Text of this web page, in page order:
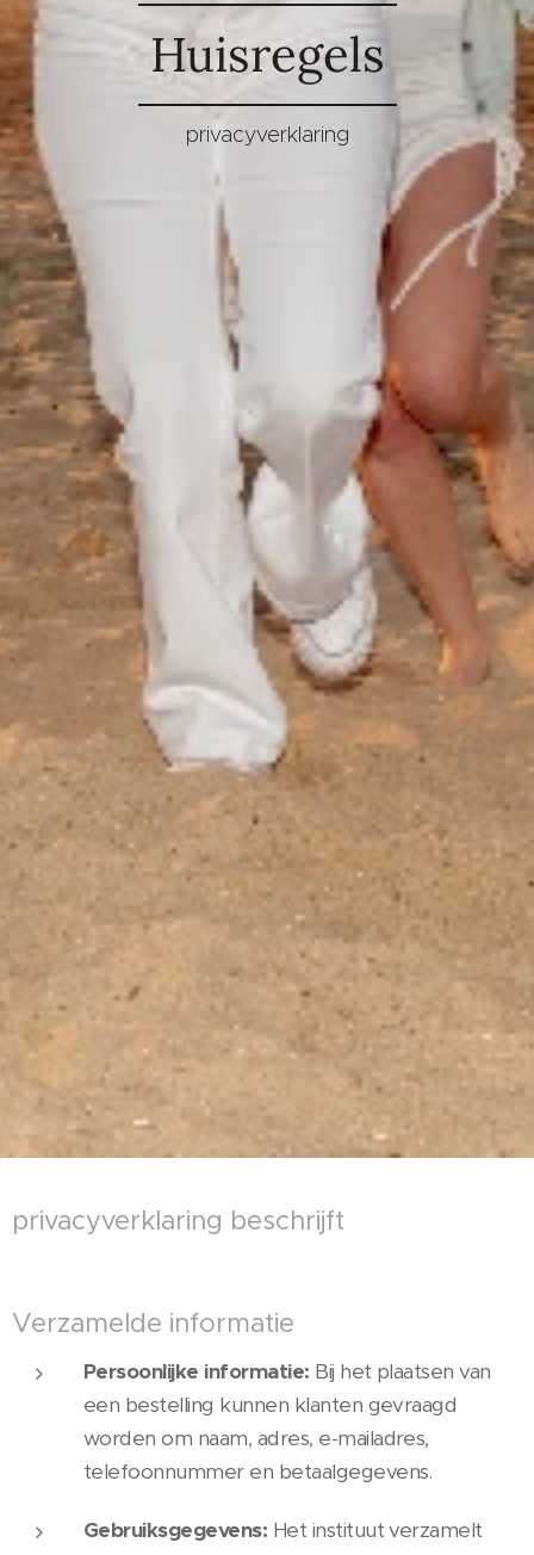
Huisregels
privacyverklaring
privacyverklaring beschrijft
Verzamelde informatie
Persoonlijke informatie: Bij het plaatsen van
een bestelling kunnen klanten gevraagd
worden om naam, adres, e-mailadres,
telefoonnummer en betaalgegevens.
Gebruiksgegevens: Het instituut verzamelt